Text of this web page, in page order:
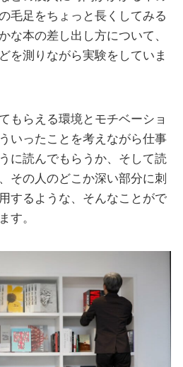
毛足をちょっと長くしてみる
な本の差し出し方について、
を測りながら実験をしていま
もらえる環境とモチベーショ
いったことを考えながら仕事
に読んでもらうか、そして読
その人のどこか深い部分に刺
するような、そんなことがで
す。